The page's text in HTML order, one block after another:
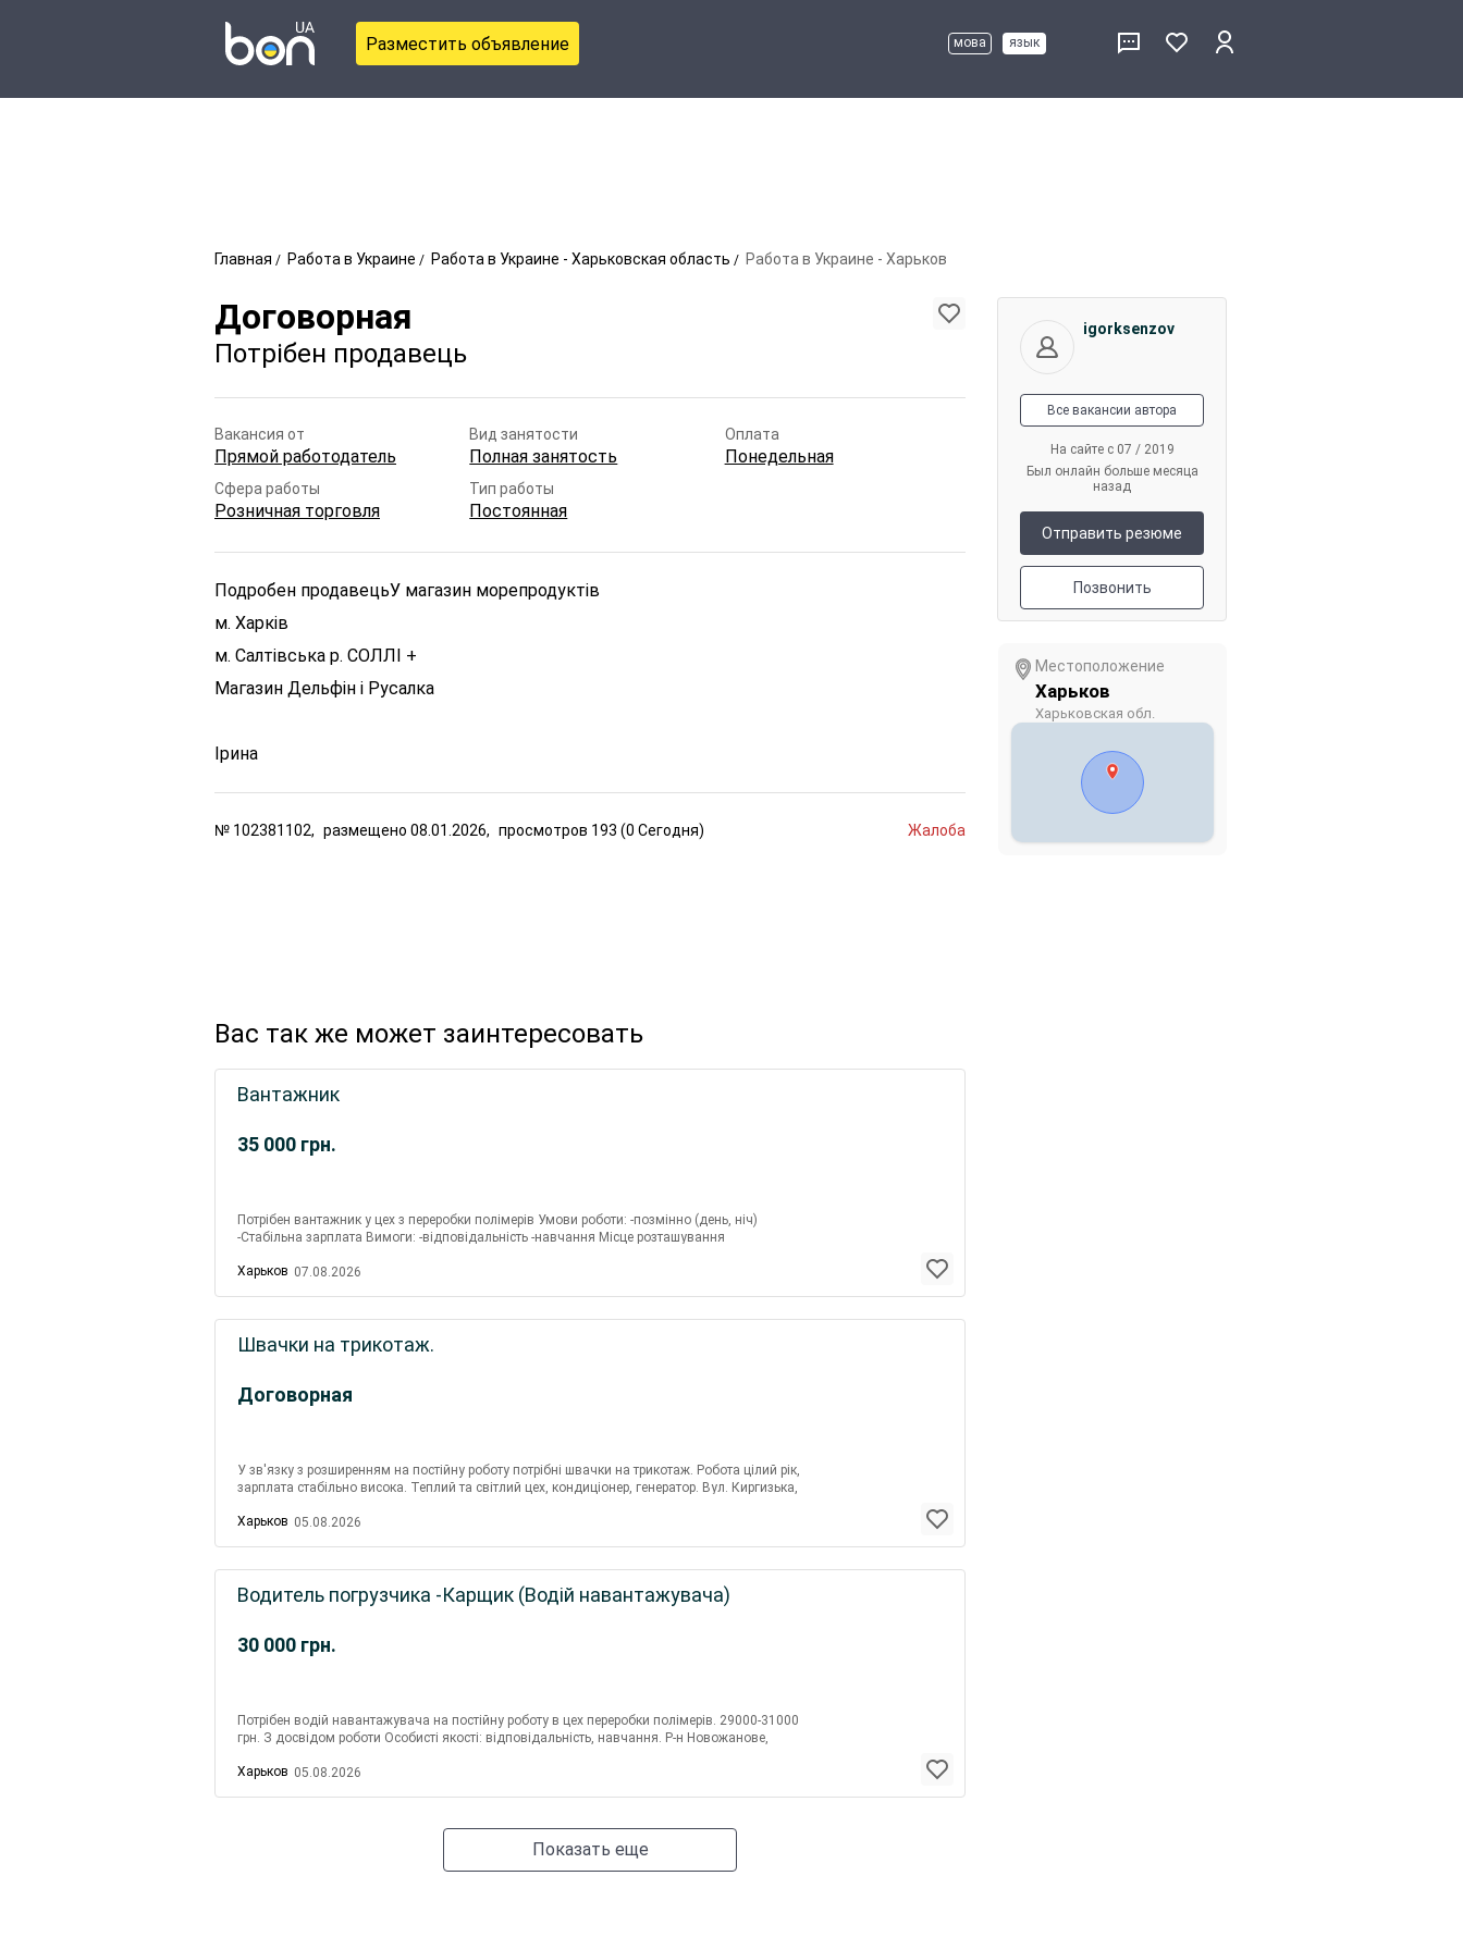
Разместить объявление мова язык
Главная Работа в Украине Работа в Украине - Харьковская область Работа в Украине - Харьков
igorksenzov
Все вакансии автора
На сайте с 07 / 2019
Был онлайн больше месяца
назад
Отправить резюме
Позвонить
Местоположение
Харьков
Харьковская обл.
Договорная
Потрібен продавець
Вакансия от
Прямой работодатель
Вид занятости
Полная занятость
Оплата
Понедельная
Сфера работы
Розничная торговля
Тип работы
Постоянная
Подробен продавецьУ магазин морепродуктів
м. Харків
м. Салтівська р. СОЛЛІ +
Магазин Дельфін і Русалка
Ірина
№ 102381102, размещено 08.01.2026, просмотров 193 (0 Сегодня) Жалоба
Вас так же может заинтересовать
35 000 грн.
Вантажник
Потрібен вантажник у цех з переробки полімерів Умови роботи: -позмінно (день, ніч)
-Стабільна зарплата Вимоги: -відповідальність -навчання Місце розташування
Харьков 07.08.2026
Договорная
Швачки на трикотаж.
У зв'язку з розширенням на постійну роботу потрібні швачки на трикотаж. Робота цілий рік,
зарплата стабільно висока. Теплий та світлий цех, кондиціонер, генератор. Вул. Киргизька,
Харьков 05.08.2026
30 000 грн.
Водитель погрузчика -Карщик (Водій навантажувача)
Потрібен водій навантажувача на постійну роботу в цех переробки полімерів. 29000-31000
грн. З досвідом роботи Особисті якості: відповідальність, навчання. Р-н Новожанове,
Харьков 05.08.2026
Показать еще